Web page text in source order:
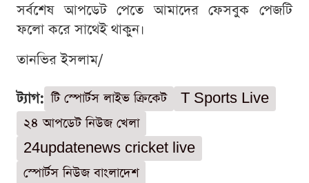
সর্বশেষ আপডেট পেতে আমাদের ফেসবুক পেজটি
ফলো করে সাথেই থাকুন।
তানভির ইসলাম/
ট্যাগ: টি স্পোর্টস লাইভ ক্রিকেট
T Sports Live
২৪ আপডেট নিউজ খেলা
24updatenews cricket live
স্পোর্টস নিউজ বাংলাদেশ